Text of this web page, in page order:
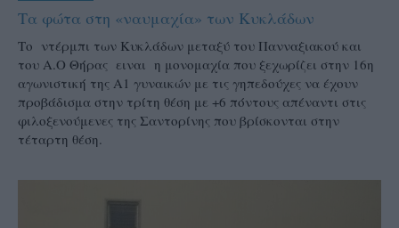
Τα φώτα στη «ναυμαχία» των Κυκλάδων
Το ντέρμπι των Κυκλάδων μεταξύ του Πανναξιακού και
του Α.Ο Θήρας ειναι η μονομαχία που ξεχωρίζει στην 16η
αγωνιστική της Α1 γυναικών με τις γηπεδούχες να έχουν
προβάδισμα στην τρίτη θέση με +6 πόντους απέναντι στις
φιλοξενούμενες της Σαντορίνης που βρίσκονται στην
τέταρτη θέση.